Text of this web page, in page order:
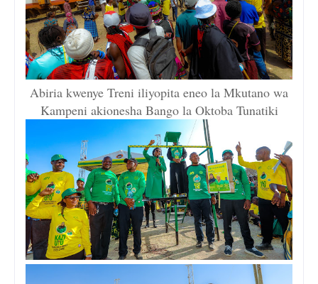
Abiria kwenye Treni iliyopita eneo la Mkutano wa
Kampeni akionesha Bango la Oktoba Tunatiki